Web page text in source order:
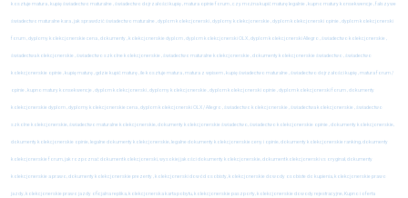
kosztuje matura , kupię świadectwo maturalne , świadectwo dojrzałości kupię , matura opinie forum , czy można kupić maturę legalnie , kupno matury konsekwencje , fałszywe
świadectwo maturalne kara , jak sprawdzić świadectwo maturalne , dyplom kolekcjonerski , dyplomy kolekcjonerskie , dyplom kolekcjonerski opinie , dyplom kolekcjonerski
forum , dyplomy kolekcjonerskie cena , dokumenty , kolekcjonerskie dyplom , dyplom kolekcjonerski OLX , dyplom kolekcjonerski Allegro , świadectwo kolekcjonerskie ,
świadectwa kolekcjonerskie , świadectwo szkolne kolekcjonerskie , świadectwo maturalne kolekcjonerskie , dokumenty kolekcjonerskie świadectwo , świadectwo
kolekcjonerskie opinie , kupię maturę , gdzie kupić maturę , ile kosztuje matura , matura z wpisem , kupię świadectwo maturalne , świadectwo dojrzałości kupię , matura forum /
opinie , kupno matury konsekwencje , dyplom kolekcjonerski , dyplomy kolekcjonerskie , dyplom kolekcjonerski opinie , dyplom kolekcjonerski forum , dokumenty
kolekcjonerskie dyplom , dyplomy kolekcjonerskie cena , dyplom kolekcjonerski OLX / Allegro , świadectwo kolekcjonerskie , świadectwa kolekcjonerskie , świadectwo
szkolne kolekcjonerskie, świadectwo maturalne kolekcjonerskie, dokumenty kolekcjonerskie świadectwo, świadectwo kolekcjonerskie opinie , dokumenty kolekcjonerskie,
dokumenty kolekcjonerskie opinie, legalne dokumenty kolekcjonerskie, legalne dokumenty kolekcjonerskie ceny i opinie, dokumenty kolekcjonerskie ranking, dokumenty
kolekcjonerskie forum, jak rozpoznać dokument kolekcjonerski, wysokiej jakości dokumenty kolekcjonerskie, dokument kolekcjonerski vs oryginał, dokumenty
kolekcjonerskie a prawo, dokumenty kolekcjonerskie prezenty , kolekcjonerski dowód osobisty, kolekcjonerskie dowody osobiste do kupienia, kolekcjonerskie prawo
jazdy, kolekcjonerskie prawo jazdy oficjalna replika, kolekcjonerska karta pobytu, kolekcjonerskie paszporty, kolekcjonerskie dowody rejestracyjne, Kupno i oferta